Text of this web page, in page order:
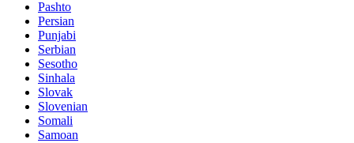
Pashto
Persian
Punjabi
Serbian
Sesotho
Sinhala
Slovak
Slovenian
Somali
Samoan